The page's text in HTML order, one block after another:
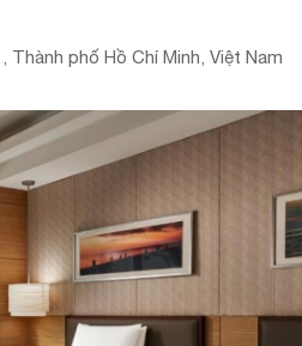
phố Hồ Chí Minh, Việt Nam